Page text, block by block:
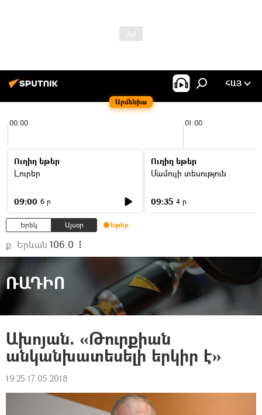
Արմենիա
ՀԱՅ
00:00 01:00
Ուղիղ եթեր
Լուրեր
09:00 6 ր
Ուղիղ եթեր
Մամուլի տեսություն
09:35 4 ր
Երեկ Այսօր Եթեր
ք. Երևան 106.0
ՌԱԴԻՈ
Ախոյան. «Թուրքիան
անկանխատեսելի երկիր է»
19:25 17.05.2018